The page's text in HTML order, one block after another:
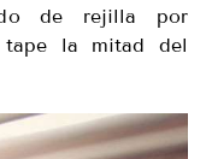
de rejilla por
la mitad del